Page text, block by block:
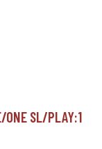
ONE SL/PLAY:1